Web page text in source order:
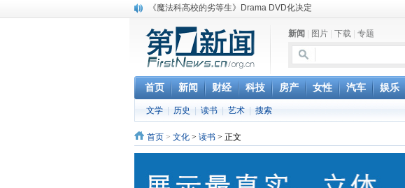
电信运营商“血战”校园
消息称刘强东要求京东商城明年扭亏为盈
保健品也能吃出一身病? 康宝莱员工自揭多项家丑
煤价"跳水"电企利润"蹦高" 电煤联动亟待完善
苹果公司自建太阳能电厂为数据中心供电
吃饭、睡觉、黑人人？
网络电商和传统出版商的角逐：亚马逊停止接受Hachette所有图书订单
英国小猫因长得像希特勒遭袭 被扔垃圾左眼致盲
《中二病也想谈恋爱》女主角特报预告公开
新闻 图片 下载 专题
首页 新闻 财经 科技 房产 女性 汽车 娱乐
文学 历史 读书 艺术 搜索
首页 > 文化 > 读书 > 正文